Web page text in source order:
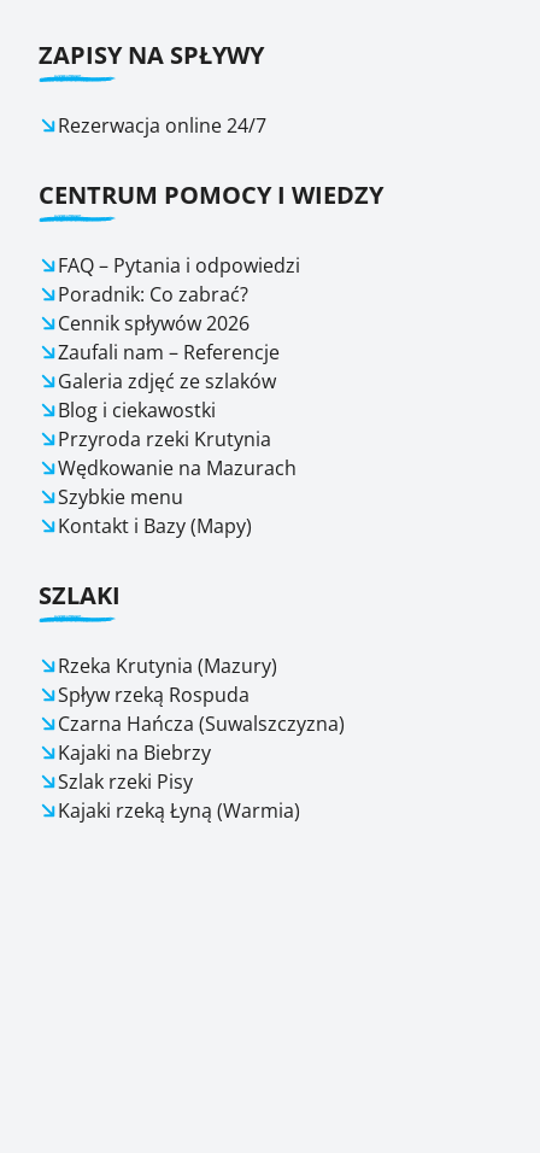
ZAPISY NA SPŁYWY
Rezerwacja online 24/7
CENTRUM POMOCY I WIEDZY
FAQ – Pytania i odpowiedzi
Poradnik: Co zabrać?
Cennik spływów 2026
Zaufali nam – Referencje
Galeria zdjęć ze szlaków
Blog i ciekawostki
Przyroda rzeki Krutynia
Wędkowanie na Mazurach
Szybkie menu
Kontakt i Bazy (Mapy)
SZLAKI
Rzeka Krutynia (Mazury)
Spływ rzeką Rospuda
Czarna Hańcza (Suwalszczyzna)
Kajaki na Biebrzy
Szlak rzeki Pisy
Kajaki rzeką Łyną (Warmia)